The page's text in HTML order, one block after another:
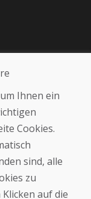
Ihnen ein
Cookies.
sind, alle
zu
auf die